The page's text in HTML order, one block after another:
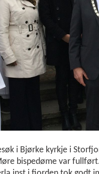
i Bjørke kyrkje i
bispedøme var